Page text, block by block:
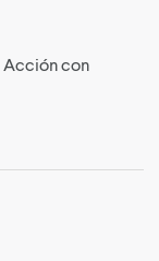
Acción con